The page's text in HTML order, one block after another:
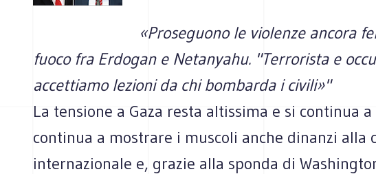
«Proseguono le violenze ancora
fuoco fra Erdogan e Netanyahu. "Terrorista e
accettiamo lezioni da chi bombarda i civili»"
La tensione a Gaza resta altissima e si continua
continua a mostrare i muscoli anche dinanzi alla
internazionale e, grazie alla sponda di